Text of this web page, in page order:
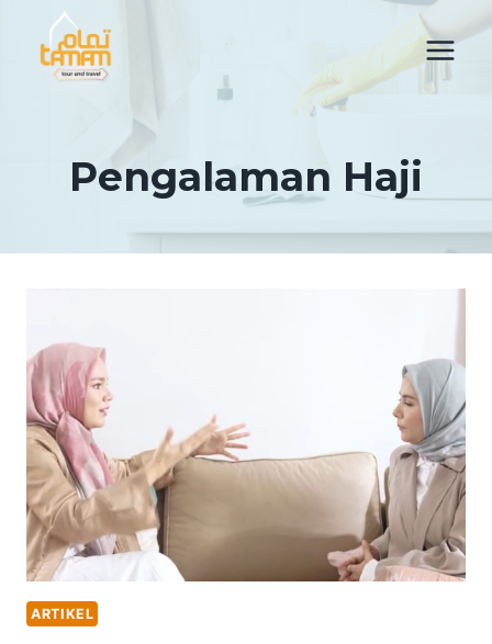
content
Pengalaman Haji
ARTIKEL